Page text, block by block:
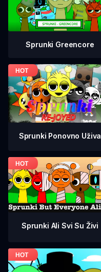
Sprunki Greencore
Sprunki Ponovno Uživa
Sprunki Ali Svi Su Živi